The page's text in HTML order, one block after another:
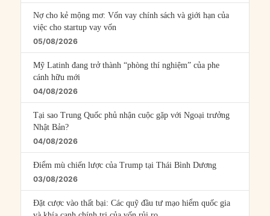
Nợ cho kẻ mộng mơ: Vốn vay chính sách và giới hạn của
việc cho startup vay vốn
05/08/2026
Mỹ Latinh đang trở thành “phòng thí nghiệm” của phe
cánh hữu mới
04/08/2026
Tại sao Trung Quốc phủ nhận cuộc gặp với Ngoại trưởng
Nhật Bản?
04/08/2026
Điểm mù chiến lược của Trump tại Thái Bình Dương
03/08/2026
Đặt cược vào thất bại: Các quỹ đầu tư mạo hiểm quốc gia